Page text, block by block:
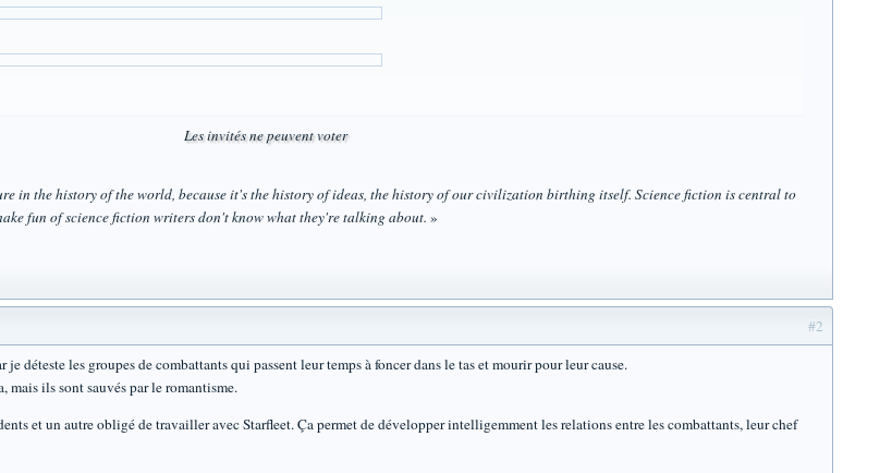
Les invités ne peuvent voter
in the history of the world, because it's the history of ideas, the history of our civilization birthing itself. Science fiction is central to
fun of science fiction writers don't know what they're talking about. »
#2
je déteste les groupes de combattants qui passent leur temps à foncer dans le tas et mourir pour leur cause.
mais ils sont sauvés par le romantisme.
et un autre obligé de travailler avec Starfleet. Ça permet de développer intelligemment les relations entre les combattants, leur chef